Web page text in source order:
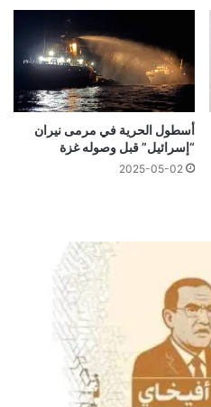
أسطول الحرية في مرمى نيران
“إسرائيل” قبل وصوله غزة
2025-05-02